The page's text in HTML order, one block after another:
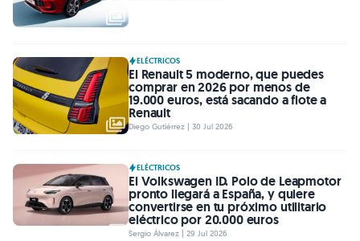
ELÉCTRICOS
El Renault 5 moderno, que puedes
comprar en 2026 por menos de
19.000 euros, está sacando a flote a
Renault
Diego Gutiérrez | 30 Jul 2026
ELÉCTRICOS
El Volkswagen ID. Polo de Leapmotor
pronto llegará a España, y quiere
convertirse en tu próximo utilitario
eléctrico por 20.000 euros
Sergio Álvarez | 29 Jul 2026